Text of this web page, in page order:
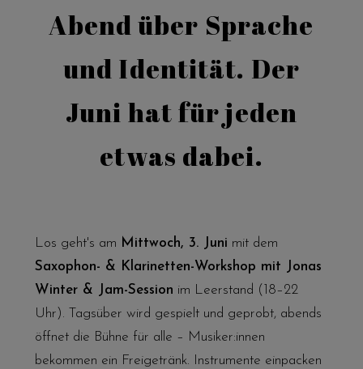
Abend über Sprache
und Identität. Der
Juni hat für jeden
etwas dabei.
Los geht's am Mittwoch, 3. Juni mit dem
Saxophon- & Klarinetten-Workshop mit Jonas
Winter & Jam-Session im Leerstand (18–22
Uhr). Tagsüber wird gespielt und geprobt, abends
öffnet die Bühne für alle – Musiker:innen
bekommen ein Freigetränk. Instrumente einpacken